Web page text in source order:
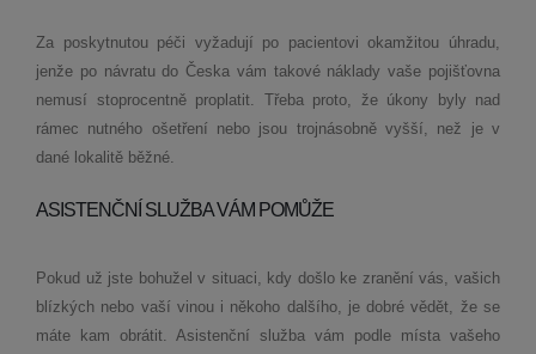
Za poskytnutou péči vyžadují po pacientovi okamžitou úhradu,
jenže po návratu do Česka vám takové náklady vaše pojišťovna
nemusí stoprocentně proplatit. Třeba proto, že úkony byly nad
rámec nutného ošetření nebo jsou trojnásobně vyšší, než je v
dané lokalitě běžné.
ASISTENČNÍ SLUŽBA VÁM POMŮŽE
Pokud už jste bohužel v situaci, kdy došlo ke zranění vás, vašich
blízkých nebo vaší vinou i někoho dalšího, je dobré vědět, že se
máte kam obrátit. Asistenční služba vám podle místa vašeho